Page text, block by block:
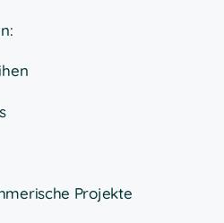
Projekte